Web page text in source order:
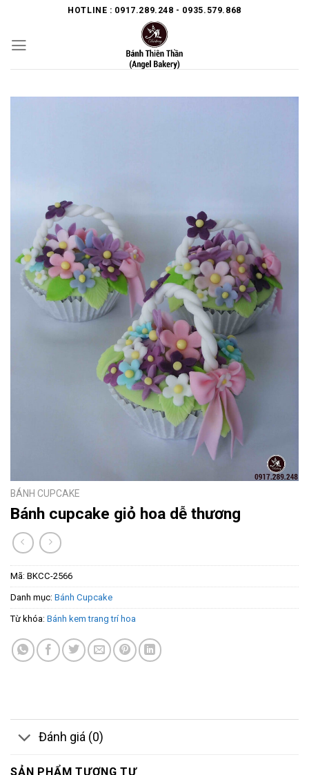
content
HOTLINE : 0917.289.248 - 0935.579.868
BÁNH CUPCAKE
Bánh cupcake giỏ hoa dễ thương
Mã: BKCC-2566
Danh mục: Bánh Cupcake
Từ khóa: Bánh kem trang trí hoa
Đánh giá (0)
SẢN PHẨM TƯƠNG TỰ